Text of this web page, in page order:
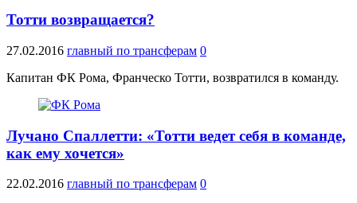
Тотти возвращается?
27.02.2016 главный по трансферам 0
Капитан ФК Рома, Франческо Тотти, возвратился в команду.
Лучано Спаллетти: «Тотти ведет себя в команде,
как ему хочется»
22.02.2016 главный по трансферам 0